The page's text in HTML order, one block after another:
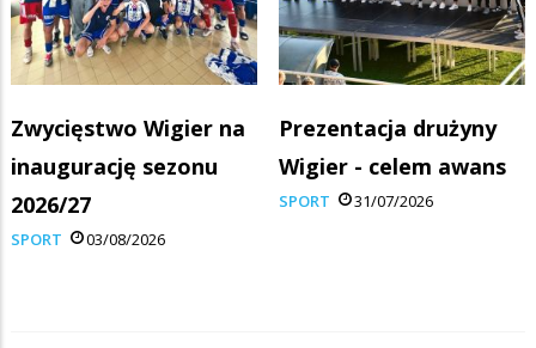
Zwycięstwo Wigier na
inaugurację sezonu
2026/27
SPORT 03/08/2026
Prezentacja drużyny
Wigier - celem awans
SPORT 31/07/2026